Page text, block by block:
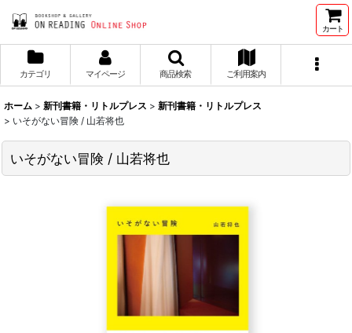
カート
カテゴリ マイページ 商品検索 ご利用案内
ホーム > 新刊書籍・リトルプレス > 新刊書籍・リトルプレス
> いそがない冒険 / 山若将也
いそがない冒険 / 山若将也